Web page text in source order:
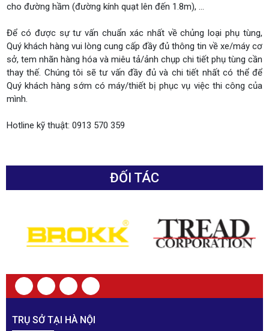
cho đường hầm (đường kính quạt lên đến 1.8m), ...
Để có được sự tư vấn chuẩn xác nhất về chủng loại phụ tùng,
Quý khách hàng vui lòng cung cấp đầy đủ thông tin về xe/máy cơ
sở, tem nhãn hàng hóa và miêu tả/ảnh chụp chi tiết phụ tùng cần
thay thế. Chúng tôi sẽ tư vấn đầy đủ và chi tiết nhất có thể để
Quý khách hàng sớm có máy/thiết bị phục vụ việc thi công của
mình.
Hotline kỹ thuật: 0913 570 359
ĐỐI TÁC
TRỤ SỞ TẠI HÀ NỘI